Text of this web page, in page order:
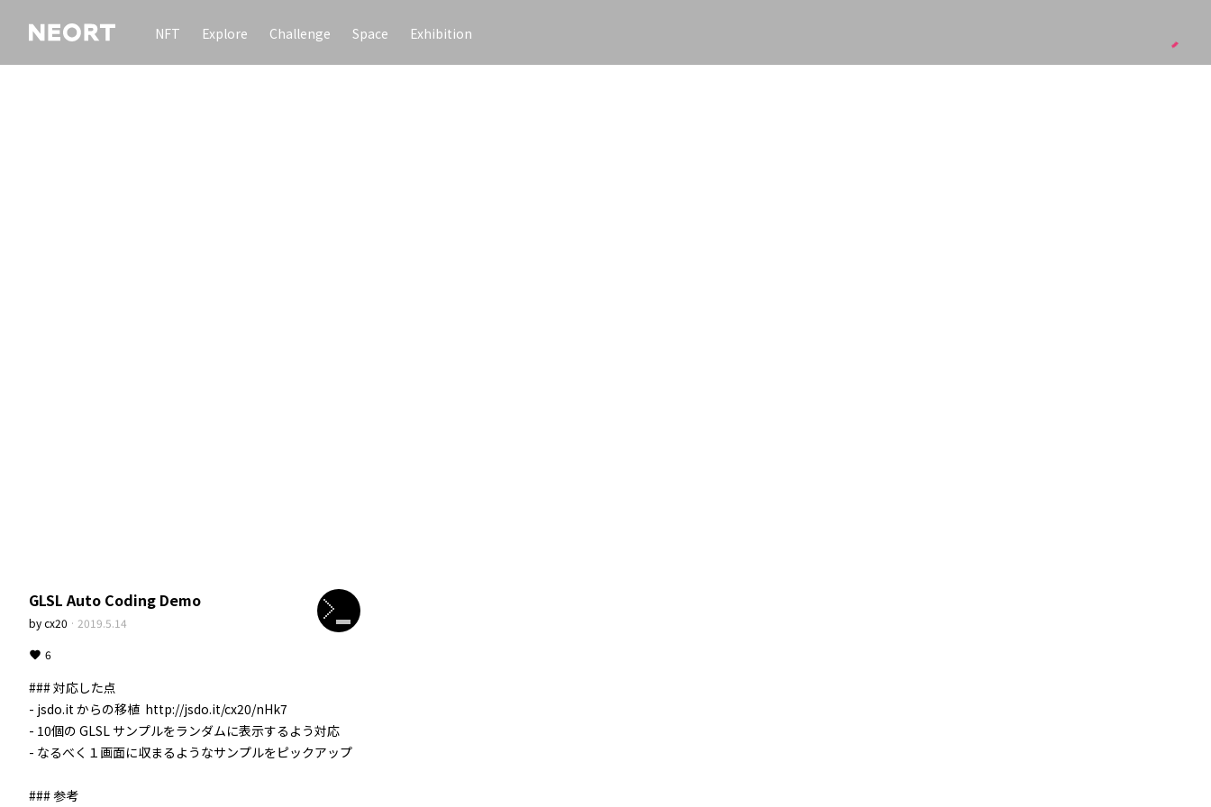
NFT Explore Challenge Space Exhibition
GLSL Auto Coding Demo
bycx20 · 2019.5.14
6
### 対応した点
- jsdo.it からの移植  http://jsdo.it/cx20/nHk7
- 10個の GLSL サンプルをランダムに表示するよう対応
- なるべく１画面に収まるようなサンプルをピックアップ
### 参考